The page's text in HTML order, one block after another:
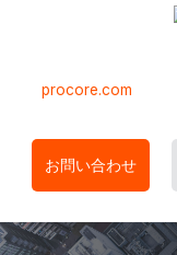
procore.com
お問い合わせ